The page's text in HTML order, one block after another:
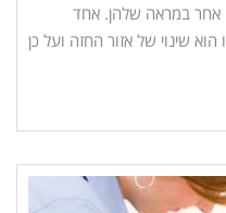
אחר במראה שלהן. אחד
שינוי של אזור החזה ועל כן